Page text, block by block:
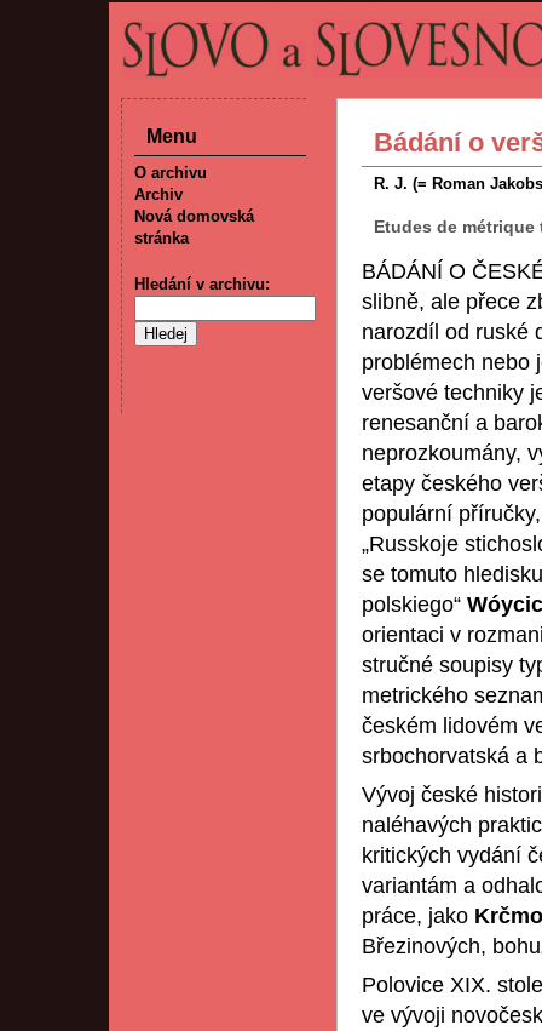
Bádání o
R. J. (= Roman
Etudes de
BÁDÁNÍ O
slibně, ale přece
narozdíl od ruské
problémech nebo
veršové techniky
renesanční a
neprozkoumány,
etapy českého
populární
„Russkoje
se tomuto
polskiego“
orientaci v
stručné soupisy
metrického
českém lidovém
srbochorvatská a
Vývoj české
naléhavých
kritických vydání
variantám a
práce, jako
Březinových,
Polovice XIX.
ve vývoji
Menu
O archivu
Archiv
Nová domovská
stránka
Hledání v archivu: